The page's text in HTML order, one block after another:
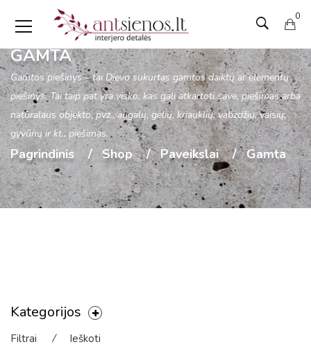
0
GAMTA
Gamtos piešinys – tai Dievo sukurtas gamtos daiktų ar elementų
piešinys. Tai taip pat yra visko, kas gali atkartoti save, piešimas arba
natūralaus objekto, pvz., augalų, gėlių, kriauklių, vabzdžių, vaisių,
gyvūnų ir kt., piešimas.
Pagrindinis Shop Paveikslai Gamta
Kategorijos
Filtrai ⁄ Ieškoti